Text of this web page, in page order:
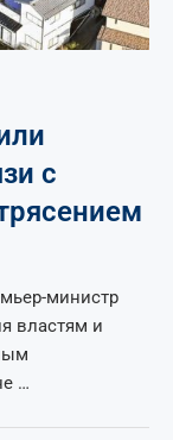
с
министр
властям и
…